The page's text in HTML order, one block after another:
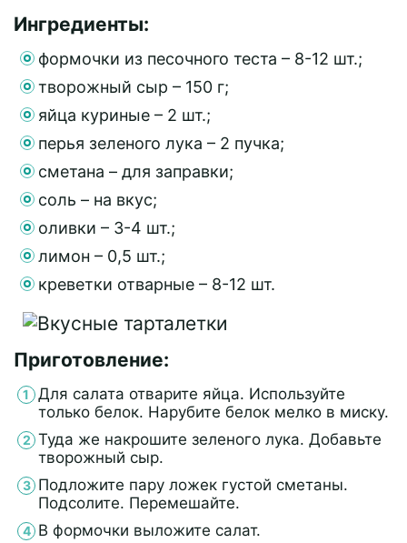
Ингредиенты:
формочки из песочного теста – 8-12 шт.;
творожный сыр – 150 г;
яйца куриные – 2 шт.;
перья зеленого лука – 2 пучка;
сметана – для заправки;
соль – на вкус;
оливки – 3-4 шт.;
лимон – 0,5 шт.;
креветки отварные – 8-12 шт.
Приготовление:
Для салата отварите яйца. Используйте
только белок. Нарубите белок мелко в миску.
Туда же накрошите зеленого лука. Добавьте
творожный сыр.
Подложите пару ложек густой сметаны.
Подсолите. Перемешайте.
В формочки выложите салат.